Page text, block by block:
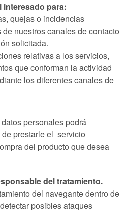
interesado para:
quejas o incidencias
nuestros canales de contacto
solicitada.
relativas a los servicios,
que conforman la actividad
los diferentes canales de
personales podrá
prestarle el servicio
del producto que desea
del tratamiento.
del navegante dentro de
posibles ataques